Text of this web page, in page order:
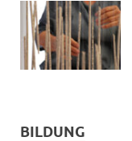
BILDUNG